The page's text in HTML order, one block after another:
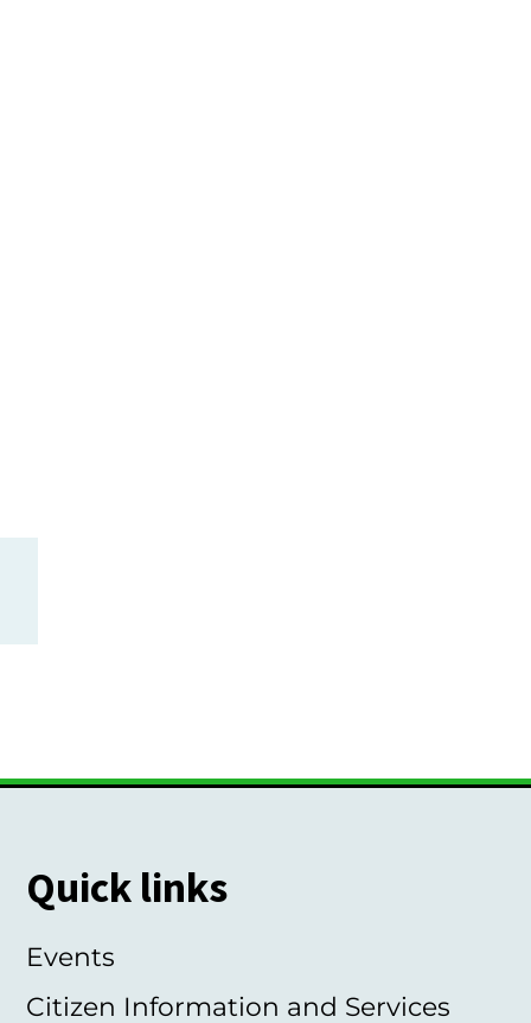
Quick links
Events
Citizen Information and Services